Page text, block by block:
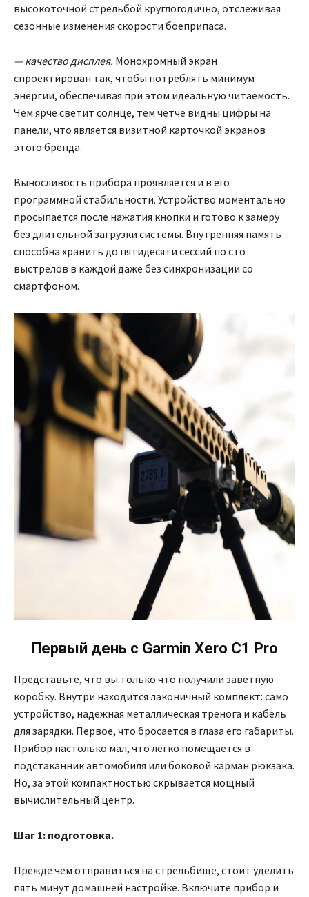
высокоточной стрельбой круглогодично, отслеживая
сезонные изменения скорости боеприпаса.
— качество дисплея. Монохромный экран
спроектирован так, чтобы потреблять минимум
энергии, обеспечивая при этом идеальную читаемость.
Чем ярче светит солнце, тем четче видны цифры на
панели, что является визитной карточкой экранов
этого бренда.
Выносливость прибора проявляется и в его
программной стабильности. Устройство моментально
просыпается после нажатия кнопки и готово к замеру
без длительной загрузки системы. Внутренняя память
способна хранить до пятидесяти сессий по сто
выстрелов в каждой даже без синхронизации со
смартфоном.
Первый день с Garmin Xero C1 Pro
Представьте, что вы только что получили заветную
коробку. Внутри находится лаконичный комплект: само
устройство, надежная металлическая тренога и кабель
для зарядки. Первое, что бросается в глаза его габариты.
Прибор настолько мал, что легко помещается в
подстаканник автомобиля или боковой карман рюкзака.
Но, за этой компактностью скрывается мощный
вычислительный центр.
Шаг 1: подготовка.
Прежде чем отправиться на стрельбище, стоит уделить
пять минут домашней настройке. Включите прибор и